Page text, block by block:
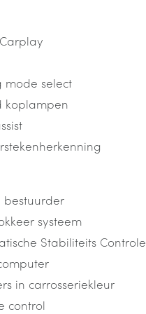
mode select
koplampen
systeem
Stabiliteits Controle
in carrosseriekleur
control